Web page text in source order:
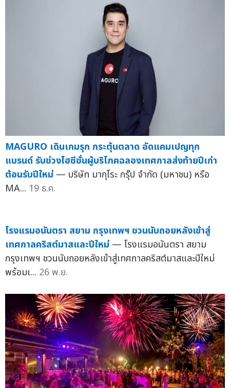
MAGURO เดินเกมรุก กระตุ้นตลาด อัดแคมเปญทุก
แบรนด์ รับช่วงไฮซีซั่นผู้บริโภคฉลองเทศกาลส่งท้ายปีเก่า
ต้อนรับปีใหม่ — บริษัท มากุโระ กรุ๊ป จำกัด (มหาชน) หรือ
MA... 19 ธ.ค.
โรงแรมอนันตรา สยาม กรุงเทพฯ ชวนนับถอยหลังเข้าสู่
เทศกาลคริสต์มาสและปีใหม่ — โรงแรมอนันตรา สยาม
กรุงเทพฯ ชวนนับถอยหลังเข้าสู่เทศกาลคริสต์มาสและปีใหม่
พร้อมเ... 26 พ.ย.